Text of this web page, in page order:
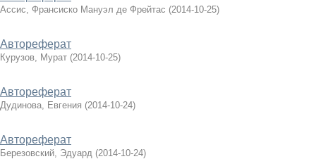
Ассис, Франсиско Мануэл де Фрейтас (2014-10-25)
Автореферат
Курузов, Мурат (2014-10-25)
Автореферат
Дудинова, Евгения (2014-10-24)
Автореферат
Березовский, Эдуард (2014-10-24)